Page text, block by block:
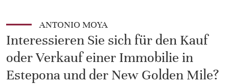
ANTONIO MOYA
Interessieren Sie sich für den Kauf
oder Verkauf einer Immobilie in
Estepona und der New Golden Mile?